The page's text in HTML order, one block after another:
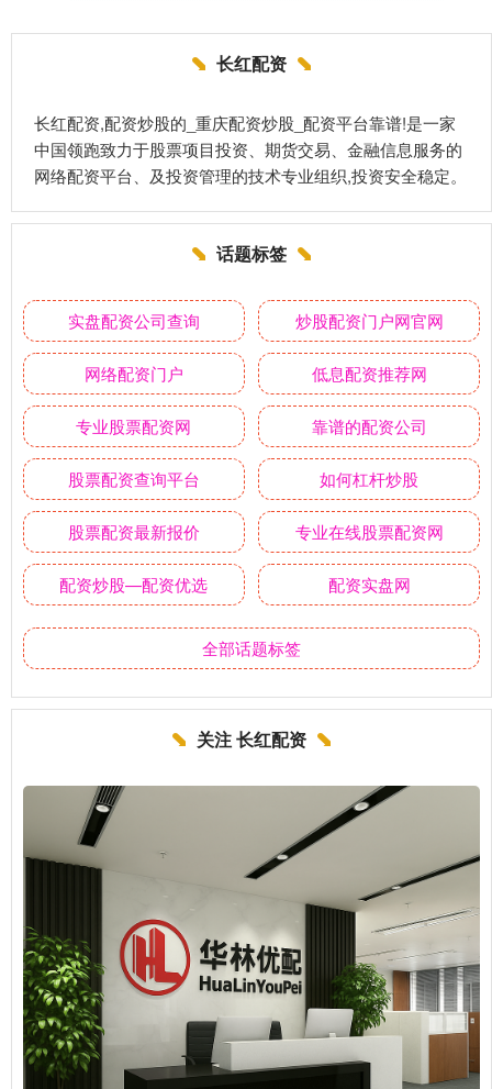
长红配资
长红配资,配资炒股的_重庆配资炒股_配资平台靠谱!是一家
中国领跑致力于股票项目投资、期货交易、金融信息服务的
网络配资平台、及投资管理的技术专业组织,投资安全稳定。
话题标签
实盘配资公司查询 炒股配资门户网官网
网络配资门户 低息配资推荐网
专业股票配资网 靠谱的配资公司
股票配资查询平台 如何杠杆炒股
股票配资最新报价 专业在线股票配资网
配资炒股—配资优选 配资实盘网
全部话题标签
关注 长红配资